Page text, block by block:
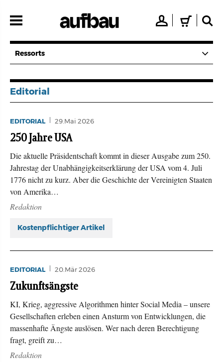
zum
👤 🛒 🔍
Ressorts
Editorial
EDITORIAL 29.Mai 2026
250 Jahre USA
Die aktuelle Präsidentschaft kommt in dieser Ausgabe zum 250.
Jahrestag der Unabhängigkeitserklärung der USA vom 4. Juli
1776 nicht zu kurz. Aber die Geschichte der Vereinigten Staaten
von Amerika…
Redaktion
Kostenpflichtiger Artikel
EDITORIAL 20.Mär 2026
Zukunftsängste
KI, Krieg, aggressive Algorithmen hinter Social Media – unsere
Gesellschaften erleben einen Ansturm von Entwicklungen, die
massenhafte Ängste auslösen. Wer nach deren Berechtigung
fragt, greift zu…
Redaktion